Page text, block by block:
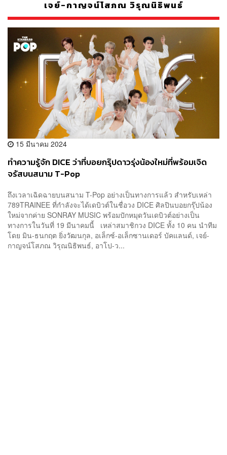
เจย์-กาญจน์โสภณ วิรุณนิธิพนธ์
15 มีนาคม 2024
ทำความรู้จัก DICE ว่าที่บอยกรุ๊ปดาวรุ่งน้องใหม่ที่พร้อมเจิด
จรัสบนสนาม T-Pop
ถึงเวลาเฉิดฉายบนสนาม T-Pop อย่างเป็นทางการแล้ว สำหรับเหล่า
789TRAINEE ที่กำลังจะได้เดบิวต์ในชื่อวง DICE ศิลปินบอยกรุ๊ปน้อง
ใหม่จากค่าย SONRAY MUSIC พร้อมปักหมุดวันเดบิวต์อย่างเป็น
ทางการในวันที่ 19 มีนาคมนี้ เหล่าสมาชิกวง DICE ทั้ง 10 คน นำทีม
โดย มิน-ธนกฤต ยิ่งวัฒนกุล, อเล็กซ์-อเล็กซานเดอร์ บัคแลนด์, เจย์-
กาญจน์โสภณ วิรุณนิธิพนธ์, อาโป-ว...